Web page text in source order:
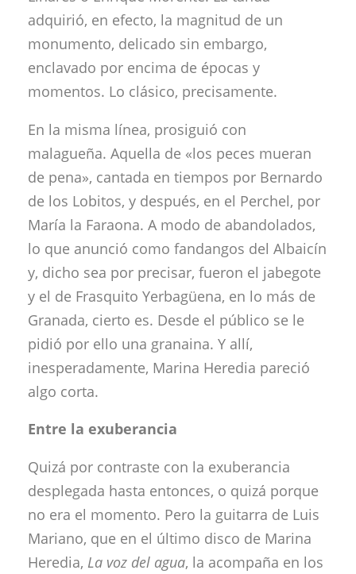
adquirió, en efecto, la magnitud de un
monumento, delicado sin embargo,
enclavado por encima de épocas y
momentos. Lo clásico, precisamente.
En la misma línea, prosiguió con
malagueña. Aquella de «los peces mueran
de pena», cantada en tiempos por Bernardo
de los Lobitos, y después, en el Perchel, por
María la Faraona. A modo de abandolados,
lo que anunció como fandangos del Albaicín
y, dicho sea por precisar, fueron el jabegote
y el de Frasquito Yerbagüena, en lo más de
Granada, cierto es. Desde el público se le
pidió por ello una granaina. Y allí,
inesperadamente, Marina Heredia pareció
algo corta.
Entre la exuberancia
Quizá por contraste con la exuberancia
desplegada hasta entonces, o quizá porque
no era el momento. Pero la guitarra de Luis
Mariano, que en el último disco de Marina
Heredia, La voz del agua, la acompaña en los